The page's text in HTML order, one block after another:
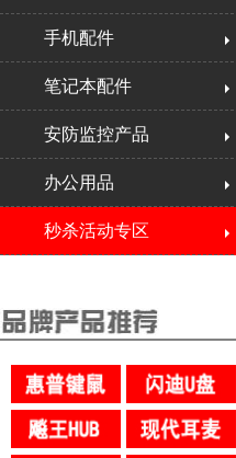
手机配件
笔记本配件
安防监控产品
办公用品
秒杀活动专区